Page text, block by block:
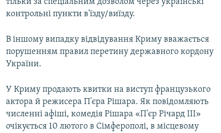
тільки за спеціальним дозволом через українські
контрольні пункти в'їзду/виїзду.
В іншому випадку відвідування Криму вважається
порушенням правил перетину державного кордону
України.
У Криму продають квитки на виступ французького
актора й режисера П'єра Рішара. Як повідомляють
численні афіші, комедія Рішара «П'єр Річард III»
очікується 10 лютого в Сімферополі, в місцевому